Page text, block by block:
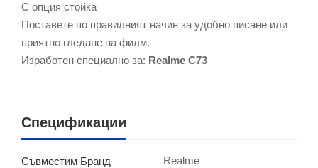
С опция стойка
Поставете по правилният начин за удобно писане или
приятно гледане на филм.
Изработен специално за: Realme C73
Спецификации
Съвместим Бранд Realme